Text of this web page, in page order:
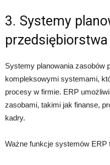
3. Systemy
przedsiębiorstwa
Systemy planowania zasobów
kompleksowymi systemami,
procesy w firmie. ERP
zasobami, takimi jak finanse,
kadry.
Ważne funkcje systemów ERP